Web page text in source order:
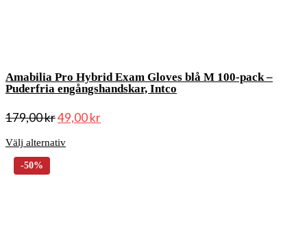
Amabilia Pro Hybrid Exam Gloves blå M 100-pack –
Puderfria engångshandskar, Intco
179,00kr49,00kr
Välj alternativ